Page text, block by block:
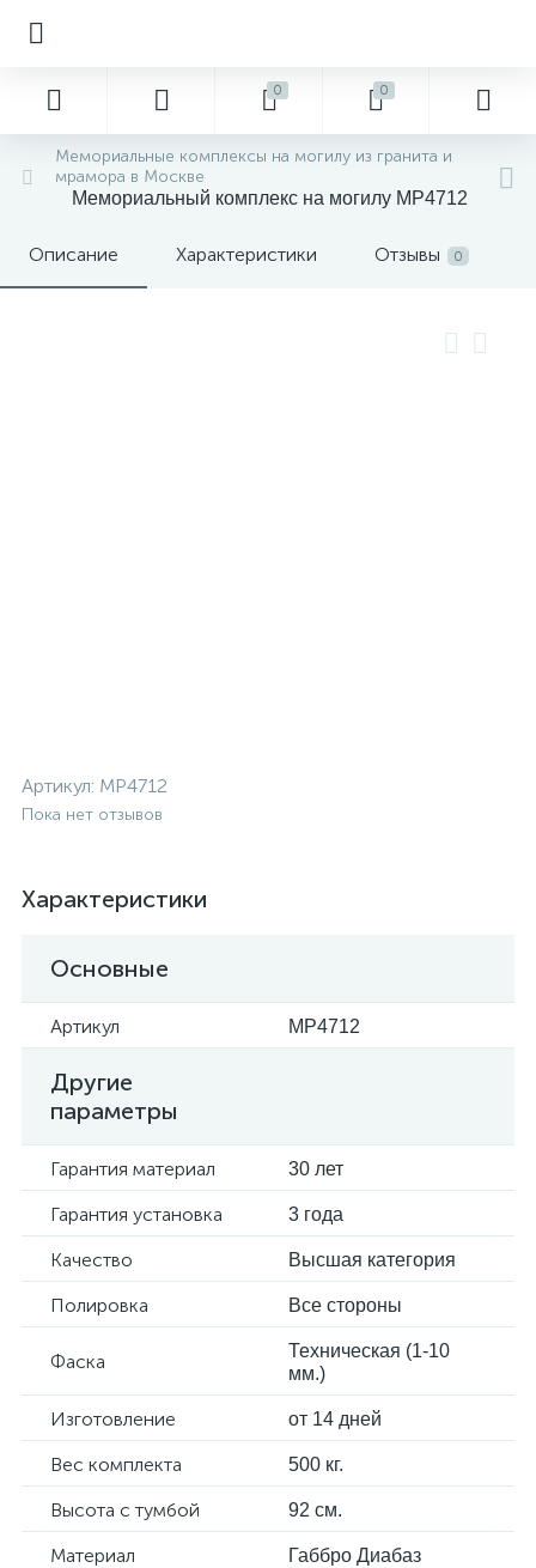
0 0
Мемориальные комплексы на могилу из гранита и
мрамора в Москве
Мемориальный комплекс на могилу MP4712
Описание Характеристики Отзывы 0
Артикул: MP4712
Пока нет отзывов
Характеристики
Основные
Артикул MP4712
Другие
параметры
Гарантия материал 30 лет
Гарантия установка 3 года
Качество Высшая категория
Полировка Все стороны
Фаска
Техническая (1-10
мм.)
Изготовление от 14 дней
Вес комплекта 500 кг.
Высота с тумбой 92 см.
Материал Габбро Диабаз